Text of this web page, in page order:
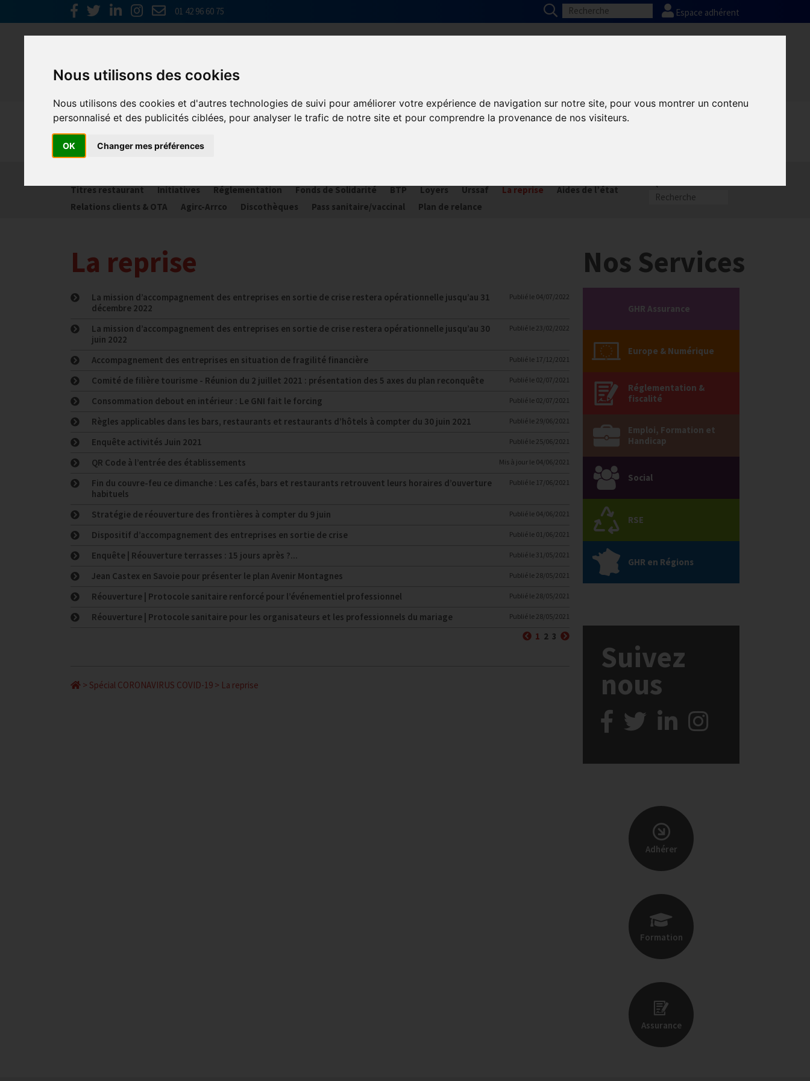
Nous utilisons des cookies
Nous utilisons des cookies et d'autres technologies de suivi pour améliorer votre expérience de navigation sur notre site, pour vous montrer un contenu
personnalisé et des publicités ciblées, pour analyser le trafic de notre site et pour comprendre la provenance de nos visiteurs.
OK Changer mes préférences
01 42 96 60 75 Espace adhérent
Spécial CORONAVIRUS COVID-19
Titres restaurant
Initiatives Réglementation Fonds de Solidarité BTP Loyers Urssaf La reprise
Aides de l’état
Relations clients & OTA
Agirc-Arrco Discothèques Pass sanitaire/vaccinal Plan de relance
La reprise
La mission d’accompagnement des entreprises en sortie de crise restera opérationnelle jusqu’au 31
décembre 2022
Publié le 04/07/2022
La mission d’accompagnement des entreprises en sortie de crise restera opérationnelle jusqu’au 30
juin 2022
Publié le 23/02/2022
Accompagnement des entreprises en situation de fragilité financière Publié le 17/12/2021
Comité de filière tourisme - Réunion du 2 juillet 2021 : présentation des 5 axes du plan reconquête Publié le 02/07/2021
Consommation debout en intérieur : Le GNI fait le forcing Publié le 02/07/2021
Règles applicables dans les bars, restaurants et restaurants d’hôtels à compter du 30 juin 2021 Publié le 29/06/2021
Enquête activités Juin 2021 Publié le 25/06/2021
QR Code à l’entrée des établissements Mis à jour le 04/06/2021
Fin du couvre-feu ce dimanche : Les cafés, bars et restaurants retrouvent leurs horaires d’ouverture
habituels
Publié le 17/06/2021
Stratégie de réouverture des frontières à compter du 9 juin Publié le 04/06/2021
Dispositif d’accompagnement des entreprises en sortie de crise Publié le 01/06/2021
Enquête | Réouverture terrasses : 15 jours après ?... Publié le 31/05/2021
Jean Castex en Savoie pour présenter le plan Avenir Montagnes Publié le 28/05/2021
Réouverture | Protocole sanitaire renforcé pour l’événementiel professionnel Publié le 28/05/2021
Réouverture | Protocole sanitaire pour les organisateurs et les professionnels du mariage Publié le 28/05/2021
Précédent
1 (courante)
2 3 Suivant
> Spécial CORONAVIRUS COVID-19 > La reprise
Nos Services
GHR Assurance
Europe & Numérique
Réglementation &
fiscalité
Emploi, Formation et
Handicap
Social
RSE
GHR en Régions
Suivez
nous
Adhérer
Formation
Assurance